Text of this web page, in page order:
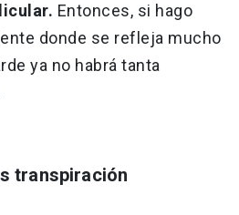
Entonces, si hago
donde se refleja mucho
ya no habrá tanta
transpiración